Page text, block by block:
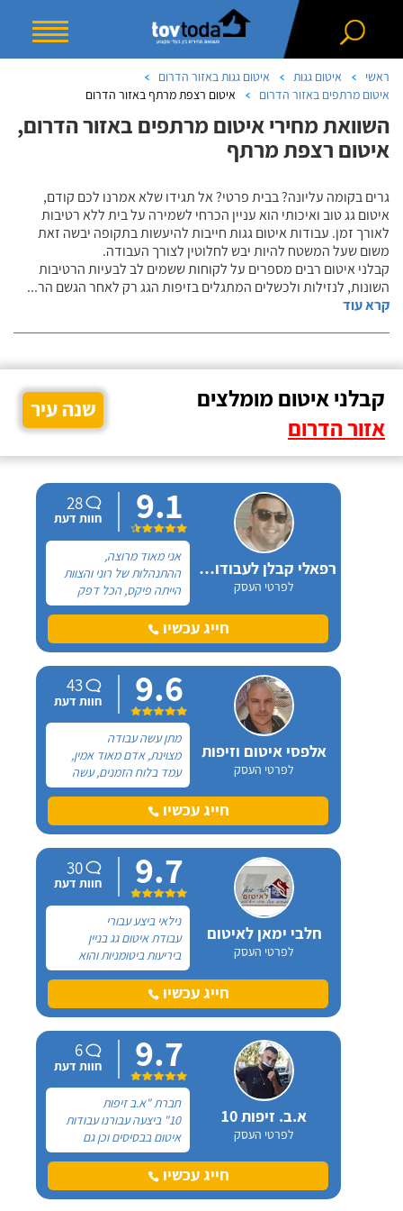
ראשי איטום גגות
איטום גגות באזור הדרום
איטום מרתפים באזור הדרום
איטום רצפת מרתף באזור הדרום
השוואת מחירי איטום מרתפים באזור הדרום,
איטום רצפת מרתף
גרים בקומה עליונה? בבית פרטי? אל תגידו שלא אמרנו לכם קודם,
איטום גג טוב ואיכותי הוא עניין הכרחי לשמירה על בית ללא רטיבות
לאורך זמן. עבודות איטום גגות חייבות להיעשות בתקופה יבשה זאת
משום שעל המשטח להיות יבש לחלוטין לצורך העבודה.
קבלני איטום רבים מספרים על לקוחות ששמים לב לבעיות הרטיבות
השונות, לנזילות ולכשלים המתגלים בזיפות הגג רק לאחר הגשם הר...
קרא עוד
קבלני איטום מומלצים
אזור הדרום
שנה עיר
רפאלי קבלן לעבודות איטום
לפרטי העסק
9.1
28
חוות דעת
אני מאוד מרוצה,
ההתנהלות של רוני והצוות
הייתה פיקס, הכל דפק
ותקתק כמו שעון! מדובר
בגג בית-פרטי שבחלקו
התעוררו בעיות של נזילות
שתבצע תיקוני איטום קיים.
חייג עכשיו
אלפסי איטום וזיפות
לפרטי העסק
9.6
43
חוות דעת
מתן עשה עבודה
מצוינת, אדם מאוד אמין,
עמד בלוח הזמנים, עשה
עבודה מאוד טובה!
חייג עכשיו
חלבי ימאן לאיטום
לפרטי העסק
9.7
30
חוות דעת
נילאי ביצע עבורי
עבודת איטום גג בניין
ביריעות ביטומניות והוא
מאוד מקצועי! הגעתי אליו
דרך המלצה והוא גם נתן לי
את הצעת המחיר הכי
המקצוע האחרים שבדקתי.
קודם כל נילאי עמד
בזמנים!
חייג עכשיו
א.ב. זיפות 10
לפרטי העסק
9.7
6
חוות דעת
חברת "א.ב זיפות
10" ביצעה עבורנו עבודות
איטום בבסיסים וכן גם
באתרים ממשלתיים, הם
ביצעו את עבודתם במסירות
ובמקצועיות רבה תוך
חייג עכשיו